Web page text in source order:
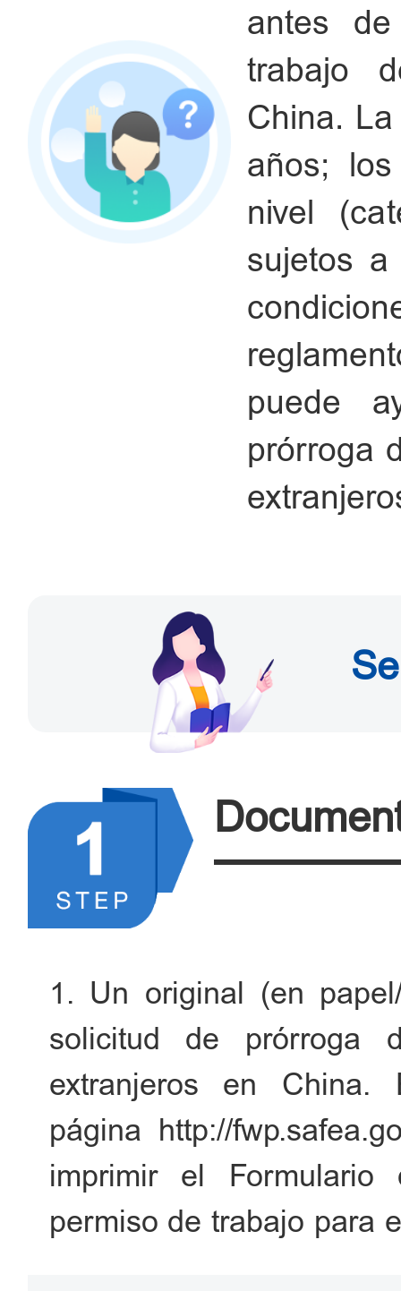
antes
trabajo
China.
años;
nivel
sujetos
puede
prórroga
1. Un original (en
solicitud de prórroga
extranjeros en
página http://
imprimir el
permiso de trabajo para